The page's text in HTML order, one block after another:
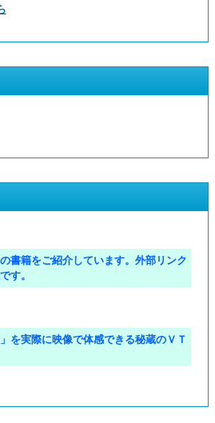
書籍をご紹介しています。外部リンク
す。
を実際に映像で体感できる秘蔵のＶＴ